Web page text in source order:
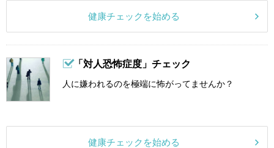
健康チェックを始める
「対人恐怖症度」チェック
人に嫌われるのを極端に怖がってませんか？
健康チェックを始める